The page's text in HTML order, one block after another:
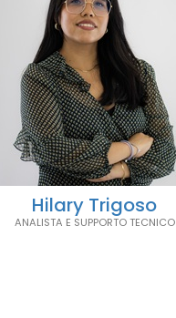
Hilary Trigoso
ANALISTA E SUPPORTO TECNICO